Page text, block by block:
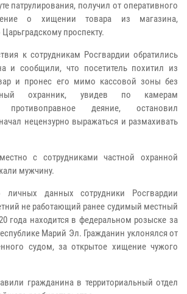
патрулирования, получил от оперативного
о хищении товара из магазина,
проспекту.
к сотрудникам Росгвардии обратились
и сообщили, что посетитель похитил из
и пронес его мимо кассовой зоны без
охранник, увидев по камерам
противоправное деяние, остановил
нецензурно выражаться и размахивать
с сотрудниками частной охранной
мужчину.
личных данных сотрудники Росгвардии
не работающий ранее судимый местный
года находится в федеральном розыске за
Марий Эл. Гражданин уклонялся от
судом, за открытое хищение чужого
гражданина в территориальный отдел